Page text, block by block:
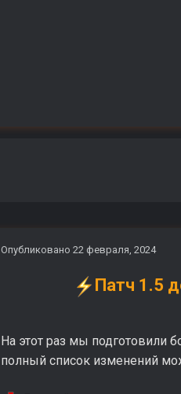
Опубликовано 22 февраля, 2024
Патч 1.5
На этот раз мы подготовили
полный список изменений